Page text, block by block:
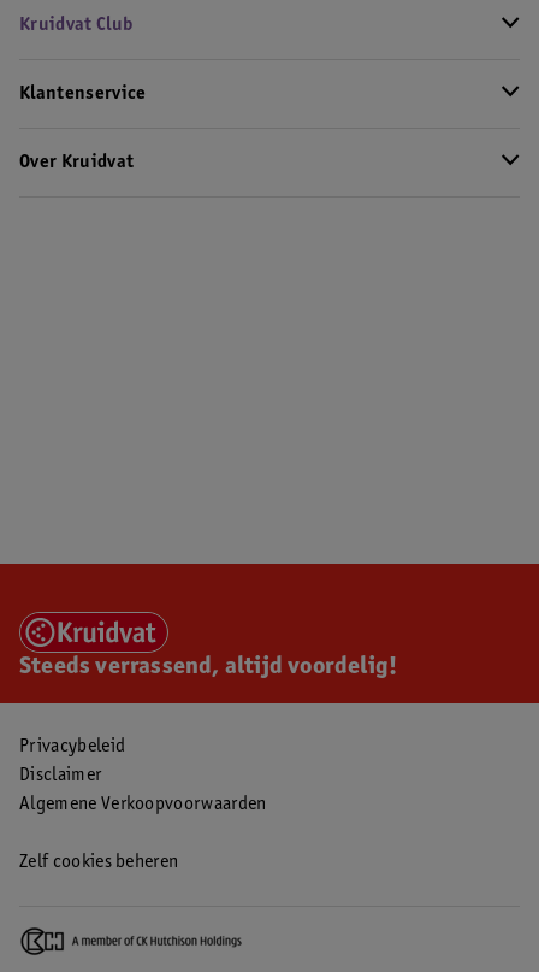
Kruidvat Club
Klantenservice
Over Kruidvat
Steeds verrassend, altijd voordelig!
Privacybeleid
Disclaimer
Algemene Verkoopvoorwaarden
Zelf cookies beheren